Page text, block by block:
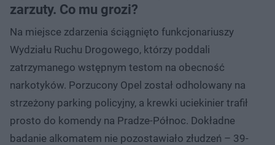
zarzuty. Co mu grozi?
Na miejsce zdarzenia ściągnięto funkcjonariuszy
Wydziału Ruchu Drogowego, którzy poddali
zatrzymanego wstępnym testom na obecność
narkotyków. Porzucony Opel został odholowany na
strzeżony parking policyjny, a krewki uciekinier trafił
prosto do komendy na Pradze-Północ. Dokładne
badanie alkomatem nie pozostawiało złudzeń – 39-